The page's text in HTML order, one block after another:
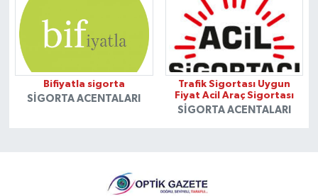
Bifiyatla sigorta
SIGORTA ACENTALARI
Trafik Sigortası Uygun
Fiyat Acil Araç Sigortası
SIGORTA ACENTALARI